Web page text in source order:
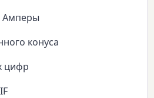
Амперы
конуса
цифр